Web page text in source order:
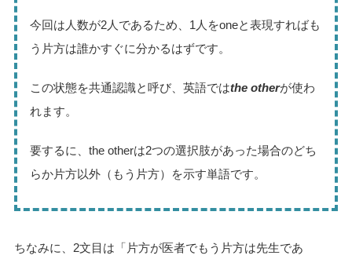
今回は人数が2人であるため、1人をoneと表現すればも
う片方は誰かすぐに分かるはずです。
この状態を共通認識と呼び、英語ではthe otherが使わ
れます。
要するに、the otherは2つの選択肢があった場合のどち
らか片方以外（もう片方）を示す単語です。
ちなみに、2文目は「片方が医者でもう片方は先生であ